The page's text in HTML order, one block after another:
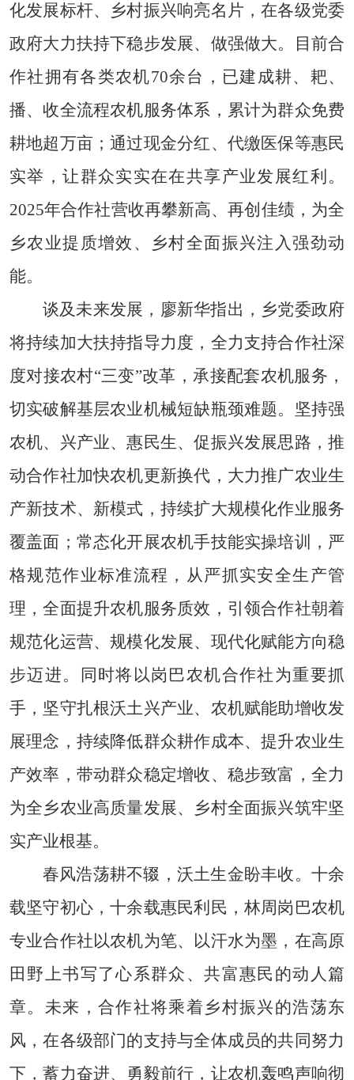
化发展标杆、乡村振兴响亮名片，在各级党委
政府大力扶持下稳步发展、做强做大。目前合
作社拥有各类农机70余台，已建成耕、耙、
播、收全流程农机服务体系，累计为群众免费
耕地超万亩；通过现金分红、代缴医保等惠民
实举，让群众实实在在共享产业发展红利。
2025年合作社营收再攀新高、再创佳绩，为全
乡农业提质增效、乡村全面振兴注入强劲动
能。
谈及未来发展，廖新华指出，乡党委政府
将持续加大扶持指导力度，全力支持合作社深
度对接农村“三变”改革，承接配套农机服务，
切实破解基层农业机械短缺瓶颈难题。坚持强
农机、兴产业、惠民生、促振兴发展思路，推
动合作社加快农机更新换代，大力推广农业生
产新技术、新模式，持续扩大规模化作业服务
覆盖面；常态化开展农机手技能实操培训，严
格规范作业标准流程，从严抓实安全生产管
理，全面提升农机服务质效，引领合作社朝着
规范化运营、规模化发展、现代化赋能方向稳
步迈进。同时将以岗巴农机合作社为重要抓
手，坚守扎根沃土兴产业、农机赋能助增收发
展理念，持续降低群众耕作成本、提升农业生
产效率，带动群众稳定增收、稳步致富，全力
为全乡农业高质量发展、乡村全面振兴筑牢坚
实产业根基。
春风浩荡耕不辍，沃土生金盼丰收。十余
载坚守初心，十余载惠民利民，林周岗巴农机
专业合作社以农机为笔、以汗水为墨，在高原
田野上书写了心系群众、共富惠民的动人篇
章。未来，合作社将乘着乡村振兴的浩荡东
风，在各级部门的支持与全体成员的共同努力
下，蓄力奋进、勇毅前行，让农机轰鸣声响彻